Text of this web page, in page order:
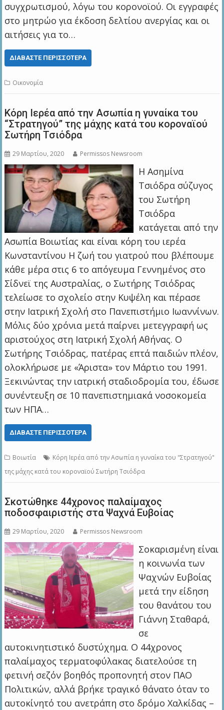
συγχρωτισμού, λόγω του κορονοϊού. Οι εγγραφές
στο μητρώο για έκδοση δελτίου ανεργίας και οι
αιτήσεις για το…
ΔΙΑΒΆΣΤΕ ΠΕΡΙΣΣΌΤΕΡΑ
Οικονομία
Κόρη Ιερέα από την Ασωπία η γυναίκα του
“Στρατηγού” της μάχης κατά του κοροναϊού
Σωτήρη Τσιόδρα
29 Μαρτίου, 2020 Permissos Newsroom
Η Ασημίνα
Τσιόδρα σύζυγος
του Σωτήρη
Τσιόδρα
κατάγεται από την
Ασωπία Βοιωτίας και είναι κόρη του ιερέα
Κωνσταντίνου Η ζωή του γιατρού που βλέπουμε
κάθε μέρα στις 6 το απόγευμα Γεννημένος στο
Σίδνεϊ της Αυστραλίας, ο Σωτήρης Τσιόδρας
τελείωσε το σχολείο στην Κυψέλη και πέρασε
στην Ιατρική Σχολή στο Πανεπιστήμιο Ιωαννίνων.
Μόλις δύο χρόνια μετά παίρνει μετεγγραφή ως
αριστούχος στη Ιατρική Σχολή Αθήνας. Ο
Σωτήρης Τσιόδρας, πατέρας επτά παιδιών πλέον,
ολοκλήρωσε με «Άριστα» τον Μάρτιο του 1991.
Ξεκινώντας την ιατρική σταδιοδρομία του, έδωσε
συνέντευξη σε 10 πανεπιστημιακά νοσοκομεία
των ΗΠΑ…
ΔΙΑΒΆΣΤΕ ΠΕΡΙΣΣΌΤΕΡΑ
Βοιωτία
Κόρη Ιερέα από την Ασωπία η γυναίκα του "Στρατηγού"
της μάχης κατά του κοροναϊού Σωτήρη Τσιόδρα
Σκοτώθηκε 44χρονος παλαίμαχος
ποδοσφαιριστής στα Ψαχνά Ευβοίας
29 Μαρτίου, 2020 Permissos Newsroom
Σοκαρισμένη είναι
η κοινωνία των
Ψαχνών Ευβοίας
μετά την είδηση
του θανάτου του
Γιάννη Σταθαρά,
σε
αυτοκινητιστικό δυστύχημα. Ο 44χρονος
παλαίμαχος τερματοφύλακας διατελούσε τη
φετινή σεζόν βοηθός προπονητή στον ΠΑΟ
Πολιτικών, αλλά βρήκε τραγικό θάνατο όταν το
αυτοκίνητό του ανετράπη στο δρόμο Χαλκίδας –